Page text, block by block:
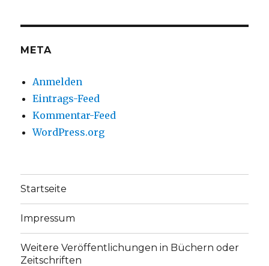
anzeigenanzeigen
META
Anmelden
Eintrags-Feed
Kommentar-Feed
WordPress.org
Startseite
Impressum
Weitere Veröffentlichungen in Büchern oder
Zeitschriften